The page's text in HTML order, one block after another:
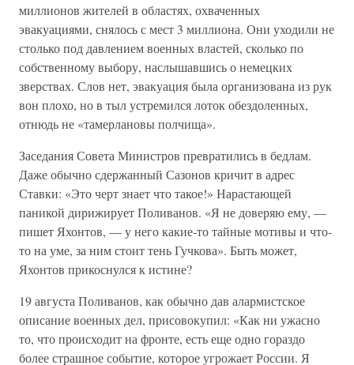
миллионов жителей в областях, охваченных
эвакуациями, снялось с мест 3 миллиона. Они уходили не
столько под давлением военных властей, сколько по
собственному выбору, наслышавшись о немецких
зверствах. Слов нет, эвакуация была организована из рук
вон плохо, но в тыл устремился лоток обездоленных,
отнюдь не «тамерлановы полчища».
Заседания Совета Министров превратились в бедлам.
Даже обычно сдержанный Сазонов кричит в адрес
Ставки: «Это черт знает что такое!» Нарастающей
паникой дирижирует Поливанов. «Я не доверяю ему, —
пишет Яхонтов, — у него какие-то тайные мотивы и что-
то на уме, за ним стоит тень Гучкова». Быть может,
Яхонтов прикоснулся к истине?
19 августа Поливанов, как обычно дав алармистское
описание военных дел, присовокупил: «Как ни ужасно
то, что происходит на фронте, есть еще одно гораздо
более страшное событие, которое угрожает России. Я